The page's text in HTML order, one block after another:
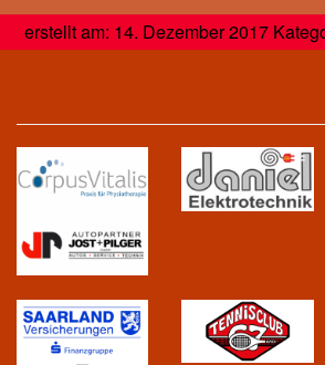
erstellt am: 14. Dezember 2017